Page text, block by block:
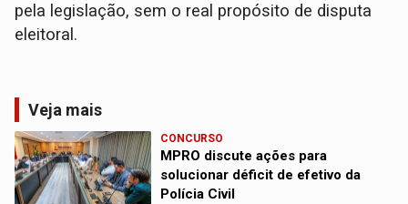
pela legislação, sem o real propósito de disputa
eleitoral.
Veja mais
CONCURSO
MPRO discute ações para
solucionar déficit de efetivo da
Polícia Civil